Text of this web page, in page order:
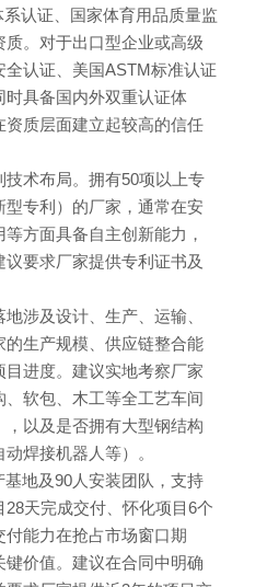
认证、国家体育用品质量监
。对于出口型企业或高级
认证、美国ASTM标准认证
具备国内外双重认证体
质层面建立起较高的信任
术布局。拥有50项以上专
专利）的厂家，通常在安
方面具备自主创新能力，
要求厂家提供专利证书及
及设计、生产、运输、
生产规模、供应链整合能
进度。建议实地考察厂家
软包、木工等全工艺车间
，以及是否拥有大型钢结构
焊接机器人等）。
地及90人安装团队，支持
天完成交付、怀化项目6个
能力在抢占市场窗口期
键价值。建议在合同中明确